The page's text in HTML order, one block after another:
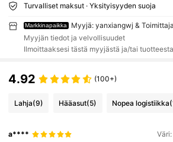
Turvalliset maksut · Yksityisyyden suoja
Markkinapaikka
Myyjä: yanxiangwj &
Myyjän tiedot ja velvollisuudet
Ilmoittaaksesi tästä myyjästä ja/tai tuotteesta
4.92 (100+)
Lahja(9) Hääasut(5) Nopea logistiikka
a****